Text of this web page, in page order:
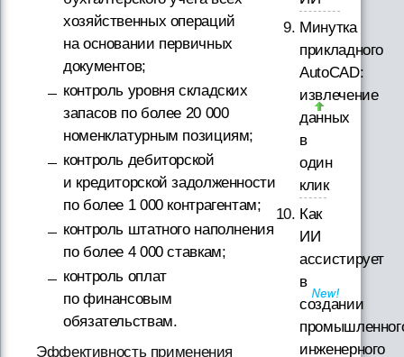
хозяйственных операций
на основании первичных
документов;
контроль уровня складских
запасов по более 20 000
номенклатурным позициям;
контроль дебиторской
и кредиторской задолженности
по более 1 000 контрагентам;
контроль штатного наполнения
по более 4 000 ставкам;
контроль оплат
по финансовым
обязательствам.
Эффективность применения
Минутка
прикладного
AutoCAD:
извлечение
данных
в
один
клик
Как
ИИ
ассистирует
в
создании
инженерного